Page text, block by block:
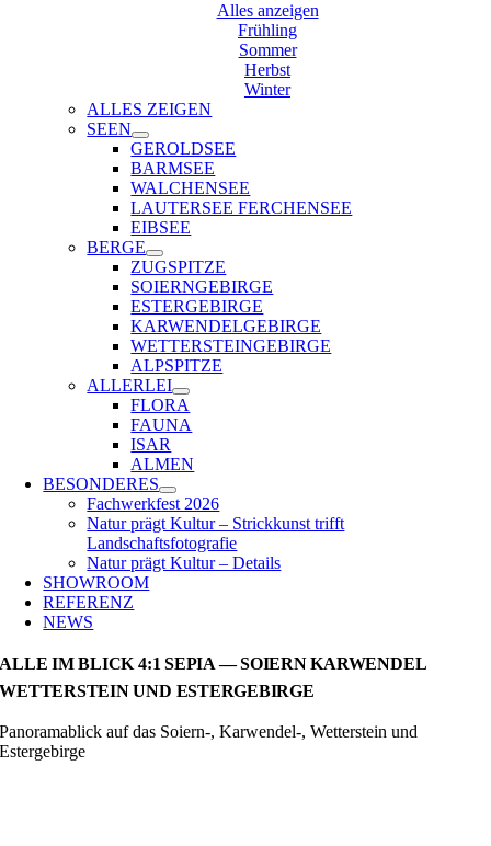
Alles anzeigen
Frühling
Sommer
Herbst
Winter
ALLES ZEIGEN
SEEN
GEROLDSEE
BARMSEE
WALCHENSEE
LAUTERSEE FERCHENSEE
EIBSEE
BERGE
ZUGSPITZE
SOIERNGEBIRGE
ESTERGEBIRGE
KARWENDELGEBIRGE
WETTERSTEINGEBIRGE
ALPSPITZE
ALLERLEI
FLORA
FAUNA
ISAR
ALMEN
BESONDERES
Fachwerkfest 2026
Natur prägt Kultur – Strickkunst trifft
Landschaftsfotografie
Natur prägt Kultur – Details
SHOWROOM
REFERENZ
NEWS
ALLE IM BLICK 4:1 SEPIA — SOIERN KARWENDEL
WETTERSTEIN UND ESTERGEBIRGE
Panoramablick auf das Soiern-, Karwendel-, Wetterstein und
Estergebirge